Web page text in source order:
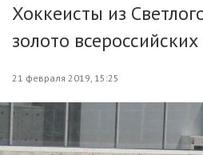
Хоккеисты из
золото
21 февраля 2019, 15:25